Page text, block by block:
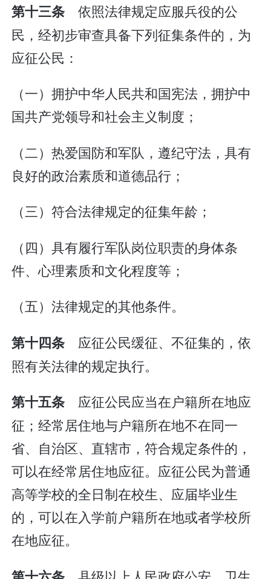
第十三条 依照法律规定应服兵役的公
民，经初步审查具备下列征集条件的，为
应征公民：
（一）拥护中华人民共和国宪法，拥护中
国共产党领导和社会主义制度；
（二）热爱国防和军队，遵纪守法，具有
良好的政治素质和道德品行；
（三）符合法律规定的征集年龄；
（四）具有履行军队岗位职责的身体条
件、心理素质和文化程度等；
（五）法律规定的其他条件。
第十四条 应征公民缓征、不征集的，依
照有关法律的规定执行。
第十五条 应征公民应当在户籍所在地应
征；经常居住地与户籍所在地不在同一
省、自治区、直辖市，符合规定条件的，
可以在经常居住地应征。应征公民为普通
高等学校的全日制在校生、应届毕业生
的，可以在入学前户籍所在地或者学校所
在地应征。